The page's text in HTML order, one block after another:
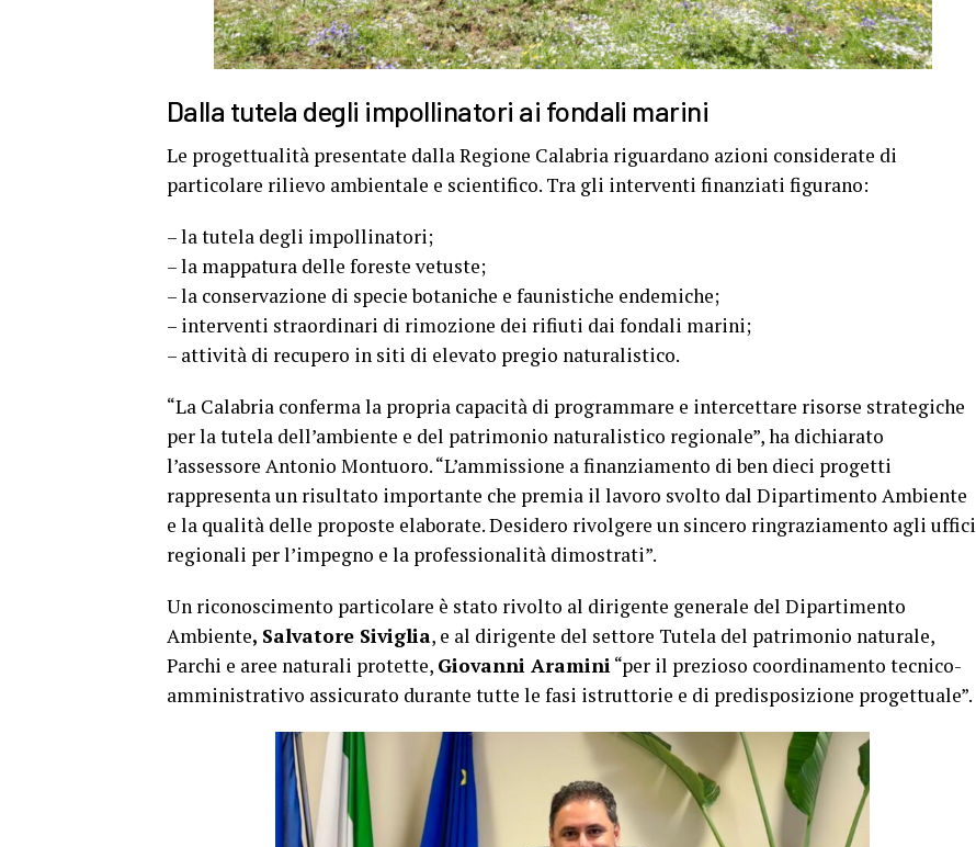
Dalla tutela degli impollinatori ai fondali marini
Le progettualità presentate dalla Regione Calabria riguardano azioni considerate di
particolare rilievo ambientale e scientifico. Tra gli interventi finanziati figurano:
– la tutela degli impollinatori;
– la mappatura delle foreste vetuste;
– la conservazione di specie botaniche e faunistiche endemiche;
– interventi straordinari di rimozione dei rifiuti dai fondali marini;
– attività di recupero in siti di elevato pregio naturalistico.
“La Calabria conferma la propria capacità di programmare e intercettare risorse strategiche
per la tutela dell’ambiente e del patrimonio naturalistico regionale”, ha dichiarato
l’assessore Antonio Montuoro. “L’ammissione a finanziamento di ben dieci progetti
rappresenta un risultato importante che premia il lavoro svolto dal Dipartimento Ambiente
e la qualità delle proposte elaborate. Desidero rivolgere un sincero ringraziamento agli uffici
regionali per l’impegno e la professionalità dimostrati”.
Un riconoscimento particolare è stato rivolto al dirigente generale del Dipartimento
Ambiente, Salvatore Siviglia, e al dirigente del settore Tutela del patrimonio naturale,
Parchi e aree naturali protette, Giovanni Aramini“per il prezioso coordinamento tecnico-
amministrativo assicurato durante tutte le fasi istruttorie e di predisposizione progettuale”.